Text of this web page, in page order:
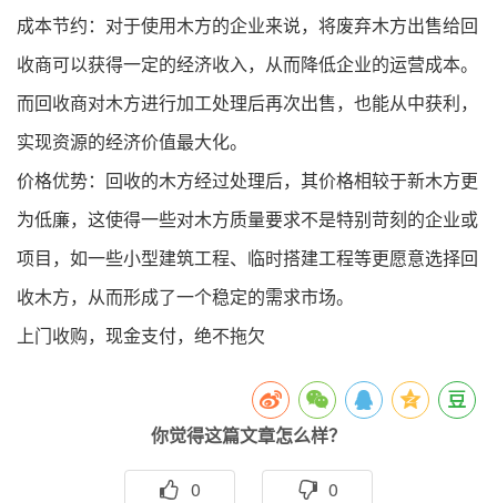
成本节约：对于使用木方的企业来说，将废弃木方出售给回
收商可以获得一定的经济收入，从而降低企业的运营成本。
而回收商对木方进行加工处理后再次出售，也能从中获利，
实现资源的经济价值最大化。
价格优势：回收的木方经过处理后，其价格相较于新木方更
为低廉，这使得一些对木方质量要求不是特别苛刻的企业或
项目，如一些小型建筑工程、临时搭建工程等更愿意选择回
收木方，从而形成了一个稳定的需求市场。
上门收购，现金支付，绝不拖欠
你觉得这篇文章怎么样？
0 0